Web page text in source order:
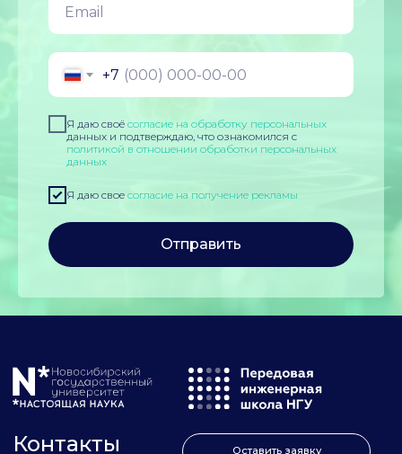
+7
Я даю своё согласие на обработку персональных
данных и подтверждаю, что ознакомился с
политикой в отношении обработки персональных
данных
Я даю свое согласие на получение рекламы
Отправить